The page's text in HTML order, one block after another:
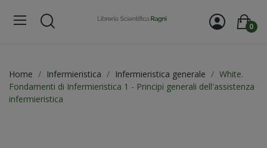
0
Home Infermieristica Infermieristica generale
White.
Fondamenti di Infermieristica 1 - Principi generali dell'assistenza
infermieristica